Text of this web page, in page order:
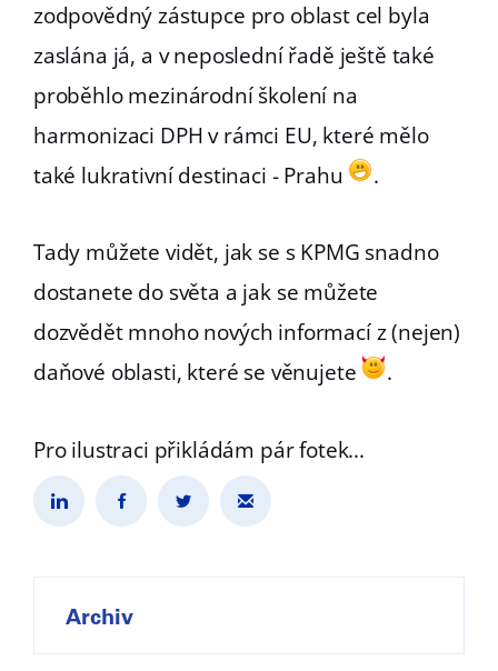
zodpovědný zástupce pro oblast cel byla
zaslána já, a v neposlední řadě ještě také
proběhlo mezinárodní školení na
harmonizaci DPH v rámci EU, které mělo
také lukrativní destinaci - Prahu
.
Tady můžete vidět, jak se s KPMG snadno
dostanete do světa a jak se můžete
dozvědět mnoho nových informací z (nejen)
daňové oblasti, které se věnujete
.
Pro ilustraci přikládám pár fotek...
Archiv